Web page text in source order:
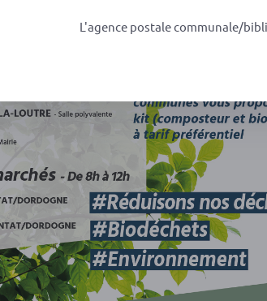
L'agence postale communale/